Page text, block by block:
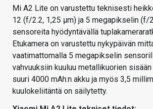
Mi A2 Lite on varustettu teknisesti
12 (f/2.2, 1,25 µm) ja 5 megapikselin (f/
sensoreita hyödyntävällä
Etukamera on varustettu nykypäivän
vaatimattomalla 5 megapikselin
vahvuuksiin kuuluu metallikuorien
suuri 4000 mAh:n akku ja myös 3,5
kuulokeliitäntä on säilytetty.